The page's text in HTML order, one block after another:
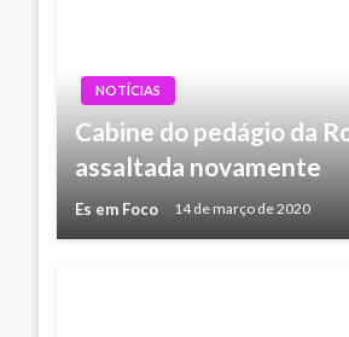
NOTÍCIAS
Cabine do pedágio da
assaltada novamente
Es em Foco 14 de março de 2020